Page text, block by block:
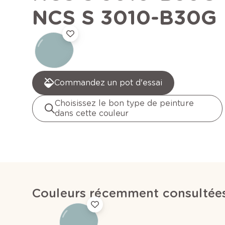
NCS S 3010-B30G
Commandez un pot d'essai
Choisissez le bon type de peinture
dans cette couleur
Couleurs récemment